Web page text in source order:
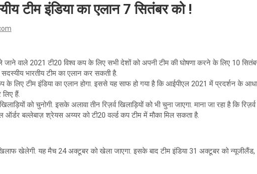
टीम इंडिया का एलान 7 सितंबर को !
2021 टी20 विश्व कप के लिए सभी देशों को अपनी टीम की घोषणा करने के लिए 10
भारतीय टीम का एलान कर सकती है.
के लिए टीम इंडिया का एलान होगा. इससे यह साफ हो गया है कि आईपीएल 2021 में प्रदर्शन के
हैं.
को चुनोगी. इसके अलावा तीन रिज़र्व खिलाड़ियों को भी चुना जाएगा. माना जा रहा है कि
ऑर्डर बल्लेबाज़ श्रेयस अय्यर को टी20 वर्ल्ड कप टीम में मौका मिल सकता है.
खिलाफ खेलेगी. यह मैच 24 अक्टूबर को खेला जाएगा. इसके बाद टीम इंडिया 31 अक्टूबर को